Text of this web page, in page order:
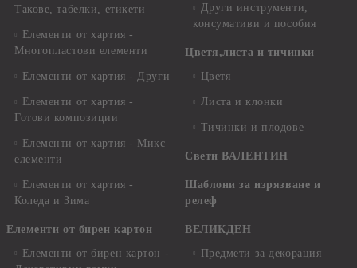
Такове, табелки, етикети
Елементи от хартия -
Многопластови елементи
Елементи от хартия - Други
Елементи от хартия -
Готови композиции
Елементи от хартия - Микс
елементи
Елементи от хартия -
Коледа и Зима
Елементи от бирен картон
Елементи от бирен картон -
Други инструменти,
консумативи и пособия
Цветя,листа и тичинки
Цветя
Листа и клонки
Тичинки и плодове
Свети ВАЛЕНТИН
Шаблони за изрязване и
релеф
ВЕЛИКДЕН
Предмети за декорация